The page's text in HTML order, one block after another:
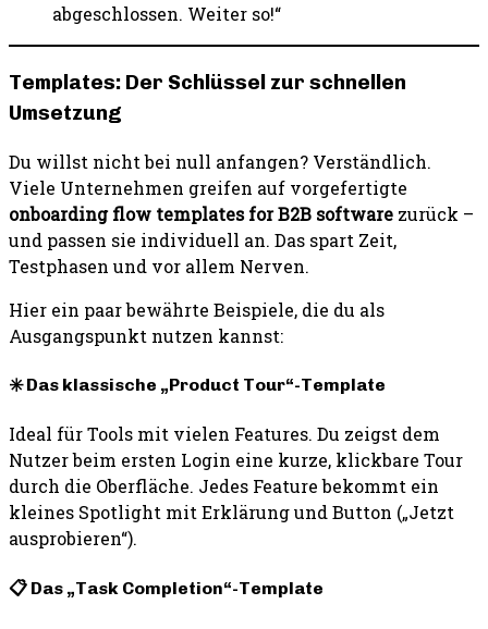
abgeschlossen. Weiter so!“
Templates: Der Schlüssel zur schnellen
Umsetzung
Du willst nicht bei null anfangen? Verständlich.
Viele Unternehmen greifen auf vorgefertigte
onboarding flow templates for B2B software zurück –
und passen sie individuell an. Das spart Zeit,
Testphasen und vor allem Nerven.
Hier ein paar bewährte Beispiele, die du als
Ausgangspunkt nutzen kannst:
✳️ Das klassische „Product Tour“-Template
Ideal für Tools mit vielen Features. Du zeigst dem
Nutzer beim ersten Login eine kurze, klickbare Tour
durch die Oberfläche. Jedes Feature bekommt ein
kleines Spotlight mit Erklärung und Button („Jetzt
ausprobieren“).
📋 Das „Task Completion“-Template